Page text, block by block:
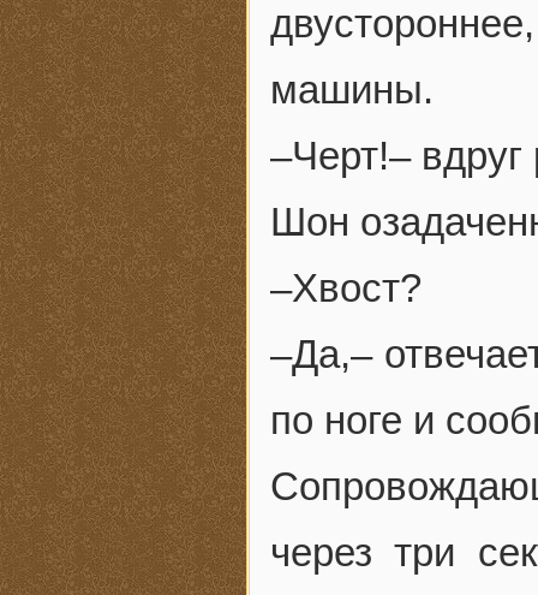
машины.
–Черт!– вдруг
Шон
–Хвост?
–Да,–
по ноге и
через три